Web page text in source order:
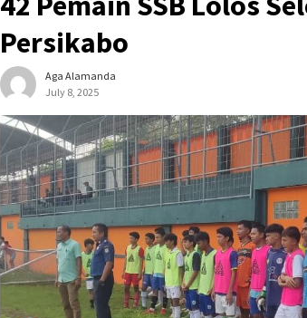
Persikabo
Aga Alamanda
July 8, 2025